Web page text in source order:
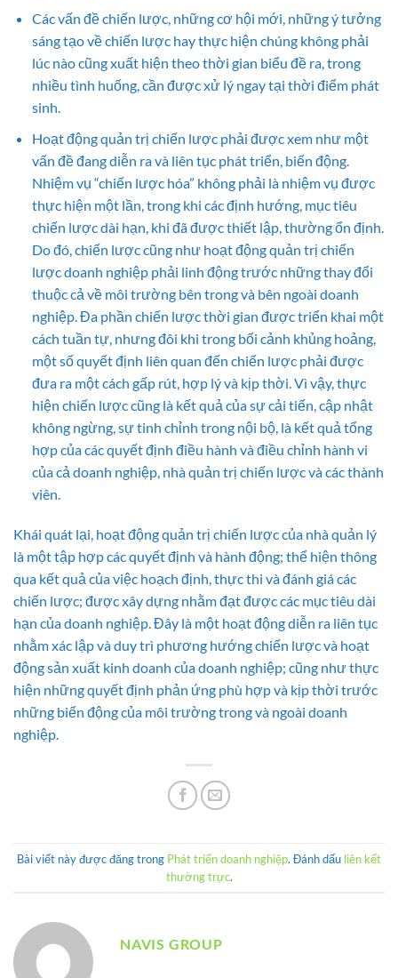
Các vấn đề chiến lược, những cơ hội mới, những ý tưởng
sáng tạo về chiến lược hay thực hiện chúng không phải
lúc nào cũng xuất hiện theo thời gian biểu đề ra, trong
nhiều tình huống, cần được xử lý ngay tại thời điểm phát
sinh.
Hoạt động quản trị chiến lược phải được xem như một
vấn đề đang diễn ra và liên tục phát triển, biến động.
Nhiệm vụ “chiến lược hóa” không phải là nhiệm vụ được
thực hiện một lần, trong khi các định hướng, mục tiêu
chiến lược dài hạn, khi đã được thiết lập, thường ổn định.
Do đó, chiến lược cũng như hoạt động quản trị chiến
lược doanh nghiệp phải linh động trước những thay đổi
thuộc cả về môi trường bên trong và bên ngoài doanh
nghiệp. Đa phần chiến lược thời gian được triển khai một
cách tuần tự, nhưng đôi khi trong bối cảnh khủng hoảng,
một số quyết định liên quan đến chiến lược phải được
đưa ra một cách gấp rút, hợp lý và kịp thời. Vì vậy, thực
hiện chiến lược cũng là kết quả của sự cải tiến, cập nhật
không ngừng, sự tinh chỉnh trong nội bộ, là kết quả tổng
hợp của các quyết định điều hành và điều chỉnh hành vi
của cả doanh nghiệp, nhà quản trị chiến lược và các thành
viên.
Khái quát lại, hoạt động quản trị chiến lược của nhà quản lý
là một tập hợp các quyết định và hành động; thể hiện thông
qua kết quả của việc hoạch định, thực thi và đánh giá các
chiến lược; được xây dựng nhằm đạt được các mục tiêu dài
hạn của doanh nghiệp. Đây là một hoạt động diễn ra liên tục
nhằm xác lập và duy trì phương hướng chiến lược và hoạt
động sản xuất kinh doanh của doanh nghiệp; cũng như thực
hiện những quyết định phản ứng phù hợp và kịp thời trước
những biến động của môi trường trong và ngoài doanh
nghiệp.
Bài viết này được đăng trong Phát triển doanh nghiệp. Đánh dấu liên kết
thường trực.
NAVIS GROUP